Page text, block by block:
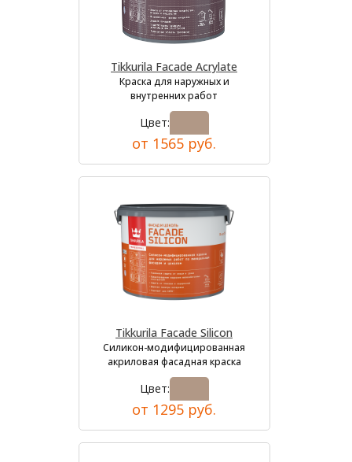
Tikkurila Facade Acrylate
Краска для наружных и
внутренних работ
Цвет:
от 1565 руб.
Tikkurila Facade Silicon
Силикон-модифицированная
акриловая фасадная краска
Цвет:
от 1295 руб.